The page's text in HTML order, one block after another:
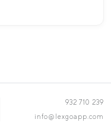
932 710 239
info@lexgoapp.com